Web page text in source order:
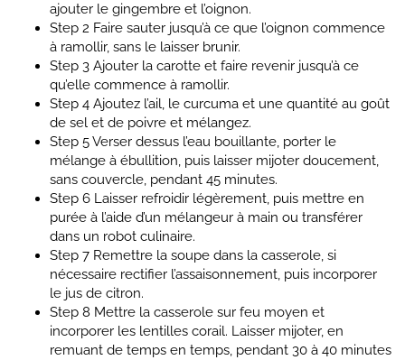
ajouter le gingembre et l’oignon.
Step 2 Faire sauter jusqu’à ce que l’oignon commence
à ramollir, sans le laisser brunir.
Step 3 Ajouter la carotte et faire revenir jusqu’à ce
qu’elle commence à ramollir.
Step 4 Ajoutez l’ail, le curcuma et une quantité au goût
de sel et de poivre et mélangez.
Step 5Verser dessus l’eau bouillante, porter le
mélange à ébullition, puis laisser mijoter doucement,
sans couvercle, pendant 45 minutes.
Step 6 Laisser refroidir légèrement, puis mettre en
purée à l’aide d’un mélangeur à main ou transférer
dans un robot culinaire.
Step 7 Remettre la soupe dans la casserole, si
nécessaire rectifier l’assaisonnement, puis incorporer
le jus de citron.
Step 8 Mettre la casserole sur feu moyen et
incorporer les lentilles corail. Laisser mijoter, en
remuant de temps en temps, pendant 30 à 40 minutes